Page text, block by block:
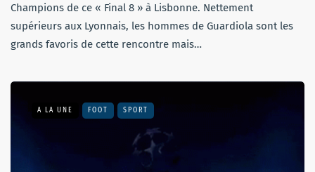
Champions de ce « Final 8 » à Lisbonne. Nettement
supérieurs aux Lyonnais, les hommes de Guardiola sont les
grands favoris de cette rencontre mais…
A LA UNE FOOT SPORT